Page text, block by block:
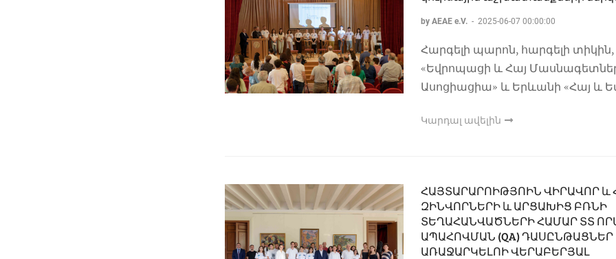
by AEAE e.V. - 2025-06-07 00:00:00
Հարգելի պարոն, հարգելի
«Եվրոպացի և Հայ
Ասոցիացիա» և Երևանի «Հայ և
Կարդալ ավելին
ՀԱՅՏԱՐԱՐՈԻԹՅՈԻՆ ՎԻՐԱՎՈՐ և
ԶԻՆՎՈՐՆԵՐԻ և ԱՐՑԱԽԻՑ ԲՌՆԻ
ՏԵՂԱՀԱՆՎԱԾՆԵՐԻ ՀԱՄԱՐ ՏՏ
ԱՊԱՀՈՎՄԱՆ (QA) ԴԱՍԸՆԹԱՑՆԵՐ
ԱՌԱՋԱՐԿԵԼՈԻ ՎԵՐԱԲԵՐՅԱԼ